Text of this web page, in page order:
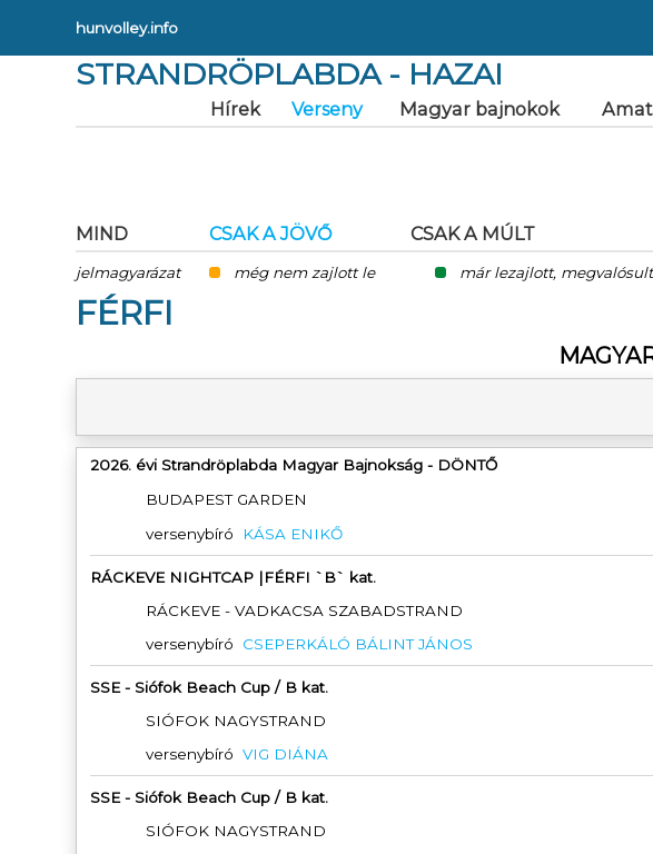
hunvolley.info
STRANDRÖPLABDA - HAZAI
Hírek Verseny Magyar bajnokok
MIND CSAK A JÖVŐ CSAK A MÚLT
jelmagyarázat még nem zajlott le már lezajlott, megvalósult
FÉRFI
2026. évi Strandröplabda Magyar Bajnokság - DÖNTŐ
BUDAPEST GARDEN
versenybíró KÁSA ENIKŐ
RÁCKEVE NIGHTCAP |FÉRFI `B` kat.
RÁCKEVE - VADKACSA SZABADSTRAND
versenybíró CSEPERKÁLÓ BÁLINT JÁNOS
SSE - Siófok Beach Cup / B kat.
SIÓFOK NAGYSTRAND
versenybíró VIG DIÁNA
SSE - Siófok Beach Cup / B kat.
SIÓFOK NAGYSTRAND